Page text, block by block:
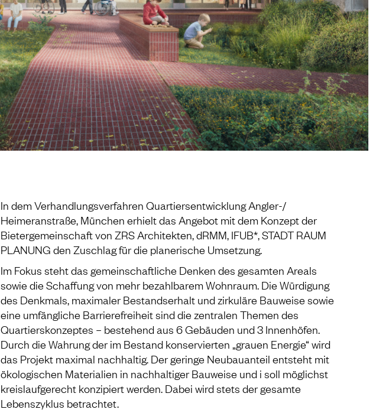
In dem Verhandlungsverfahren Quartiersentwicklung Angler-/
Heimeranstraße, München erhielt das Angebot mit dem Konzept der
Bietergemeinschaft von ZRS Architekten, dRMM, IFUB*, STADT RAUM
PLANUNG den Zuschlag für die planerische Umsetzung.
Im Fokus steht das gemeinschaftliche Denken des gesamten Areals
sowie die Schaffung von mehr bezahlbarem Wohnraum. Die Würdigung
des Denkmals, maximaler Bestandserhalt und zirkuläre Bauweise sowie
eine umfängliche Barrierefreiheit sind die zentralen Themen des
Quartierskonzeptes – bestehend aus 6 Gebäuden und 3 Innenhöfen.
Durch die Wahrung der im Bestand konservierten „grauen Energie“ wird
das Projekt maximal nachhaltig. Der geringe Neubauanteil entsteht mit
ökologischen Materialien in nachhaltiger Bauweise und i soll möglichst
kreislaufgerecht konzipiert werden. Dabei wird stets der gesamte
Lebenszyklus betrachtet.